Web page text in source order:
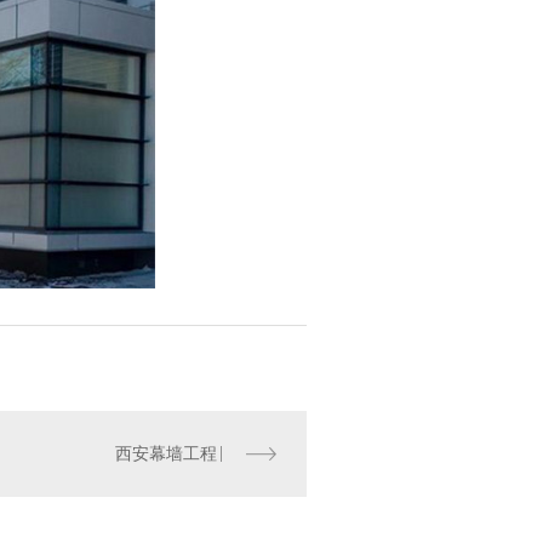
西安幕墙工程